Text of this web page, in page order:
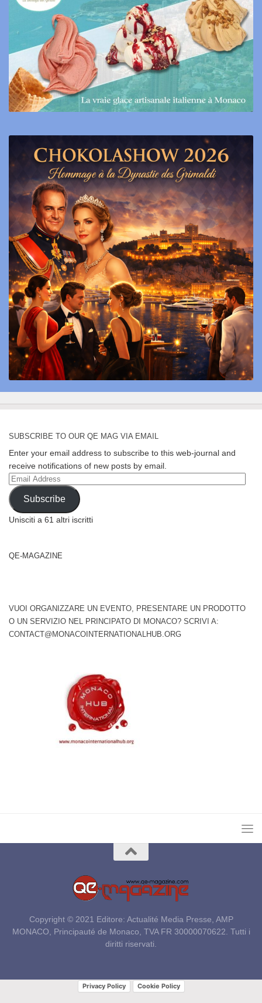
SUBSCRIBE TO OUR QE MAG VIA EMAIL
Enter your email address to subscribe to this web-journal and
receive notifications of new posts by email.
Email
Address
Subscribe
Unisciti a 61 altri iscritti
QE-MAGAZINE
VUOI ORGANIZZARE UN EVENTO, PRESENTARE UN PRODOTTO
O UN SERVIZIO NEL PRINCIPATO DI MONACO? SCRIVI A:
CONTACT@MONACOINTERNATIONALHUB.ORG
Copyright © 2021 Editore: Actualité Media Presse, AMP
MONACO, Principauté de Monaco, TVA FR 30000070622. Tutti i
diritti riservati.
Privacy Policy Cookie Policy